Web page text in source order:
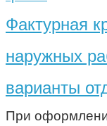
Фактурная
наружных
варианты
При